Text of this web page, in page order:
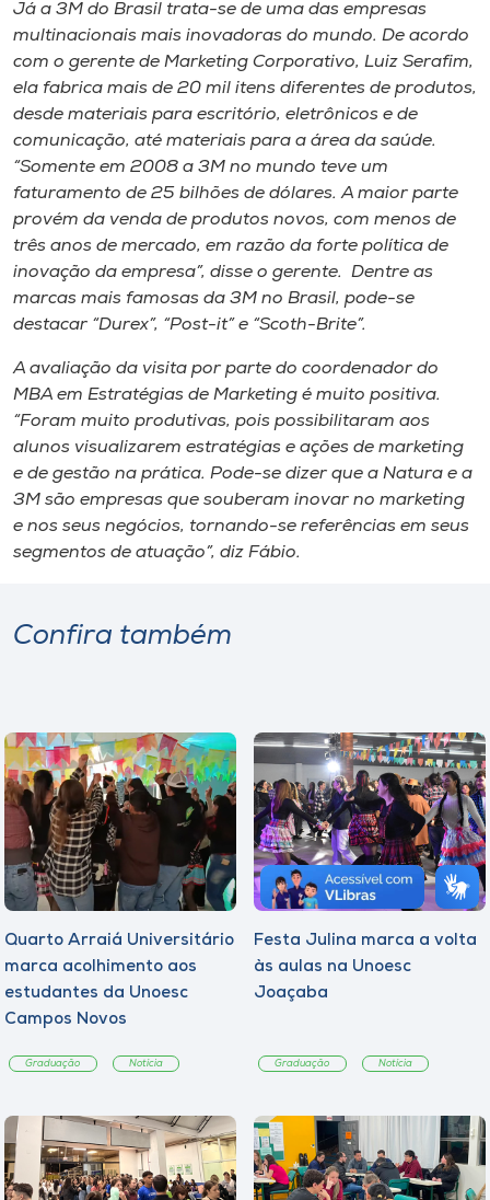
Já a 3M do Brasil trata-se de uma das empresas
multinacionais mais inovadoras do mundo. De acordo
com o gerente de Marketing Corporativo, Luiz Serafim,
ela fabrica mais de 20 mil itens diferentes de produtos,
desde materiais para escritório, eletrônicos e de
comunicação, até materiais para a área da saúde.
“Somente em 2008 a 3M no mundo teve um
faturamento de 25 bilhões de dólares. A maior parte
provém da venda de produtos novos, com menos de
três anos de mercado, em razão da forte política de
inovação da empresa”, disse o gerente. Dentre as
marcas mais famosas da 3M no Brasil, pode-se
destacar “Durex”, “Post-it” e “Scoth-Brite”.
A avaliação da visita por parte do coordenador do
MBA em Estratégias de Marketing é muito positiva.
“Foram muito produtivas, pois possibilitaram aos
alunos visualizarem estratégias e ações de marketing
e de gestão na prática. Pode-se dizer que a Natura e a
3M são empresas que souberam inovar no marketing
e nos seus negócios, tornando-se referências em seus
segmentos de atuação”, diz Fábio.
Confira também
Quarto Arraiá Universitário
marca acolhimento aos
estudantes da Unoesc
Campos Novos
Graduação Notícia
Festa Julina marca a volta
às aulas na Unoesc
Joaçaba
Graduação Notícia